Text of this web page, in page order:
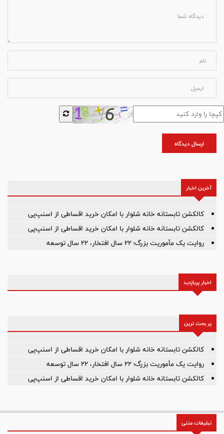
ارسال دیدگاه
آخرین اخبار
کالکشن تابستانه خانه شلوار با امکان خرید اقساطی از اسنپ‌پی
کالکشن تابستانه خانه شلوار با امکان خرید اقساطی از اسنپ‌پی
روایت یک مأموریت بزرگ؛ ۲۲ سال افتخار، ۲۲ سال توسعه
اخبار پربازدید
پر بحث ترین
کالکشن تابستانه خانه شلوار با امکان خرید اقساطی از اسنپ‌پی
روایت یک مأموریت بزرگ؛ ۲۲ سال افتخار، ۲۲ سال توسعه
کالکشن تابستانه خانه شلوار با امکان خرید اقساطی از اسنپ‌پی
تبلیغات متنی